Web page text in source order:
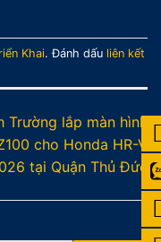
Khai. Đánh dấu liên kết
Trường lắp màn hình
cho Honda HR-V
tại Quận Thủ Đức